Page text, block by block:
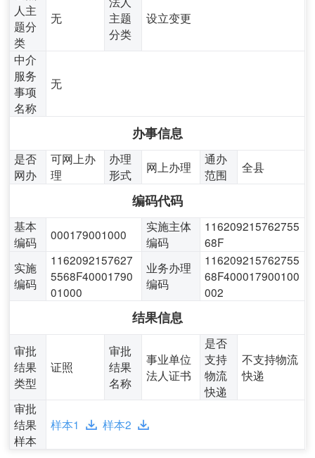
人主
题分
类
无
主题
分类
设立变更
中介
服务
事项
名称
无
办事信息
是否
网办
可网上办
理
办理
形式
网上办理
通办
范围
全县
编码代码
基本
编码
000179001000
实施主体
编码
116209215762755
68F
实施
编码
1162092157627
5568F40001790
01000
业务办理
编码
116209215762755
68F400017900100
002
结果信息
审批
结果
类型
证照
审批
结果
名称
事业单位
法人证书
是否
支持
物流
快递
不支持物流
快递
审批
结果
样本
样本1 样本2